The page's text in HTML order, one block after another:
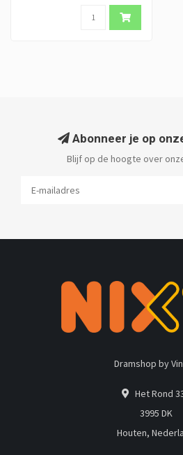
Abonneer je op
Blijf op de hoogte over
Dramshop by
Het Rond
3995 DK
Houten,